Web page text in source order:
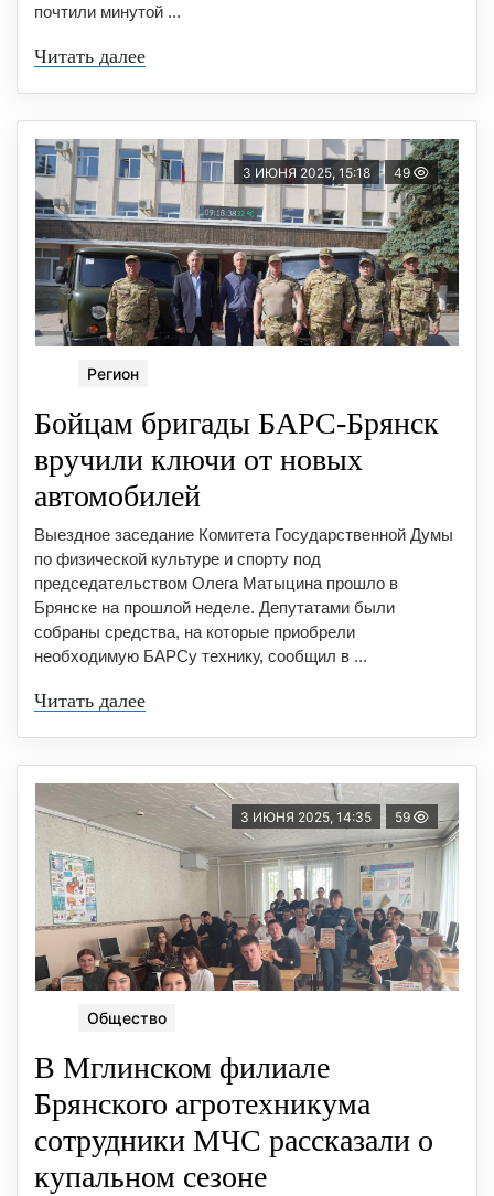
почтили минутой ...
Читать далее
3 ИЮНЯ 2025, 15:18 49
Регион
Бойцам бригады БАРС-Брянск
вручили ключи от новых
автомобилей
Выездное заседание Комитета Государственной Думы
по физической культуре и спорту под
председательством Олега Матыцина прошло в
Брянске на прошлой неделе. Депутатами были
собраны средства, на которые приобрели
необходимую БАРСу технику, сообщил в ...
Читать далее
3 ИЮНЯ 2025, 14:35 59
Общество
В Мглинском филиале
Брянского агротехникума
сотрудники МЧС рассказали о
купальном сезоне